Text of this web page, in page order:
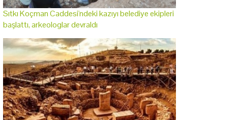
Sıtkı Koçman Caddesi'ndeki kazıyı belediye ekipleri
başlattı, arkeologlar devraldı